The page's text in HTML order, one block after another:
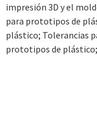
impresión 3D y el
para prototipos de
plástico; Tolerancias
prototipos de plástico;